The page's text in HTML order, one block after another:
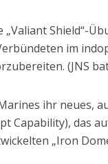
„Valiant Shield“-
im
(JNS
ihr neues,
Capability), das
„Iron